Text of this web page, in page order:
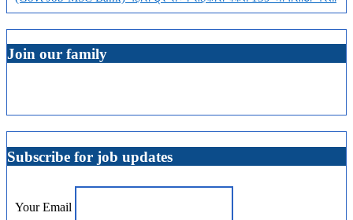
Join our family
Subscribe for job updates
Your Email